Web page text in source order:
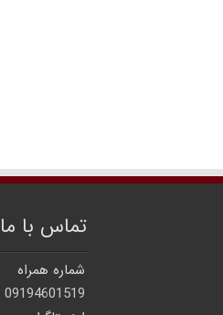
تماس با ما
شماره همراه
09194601519